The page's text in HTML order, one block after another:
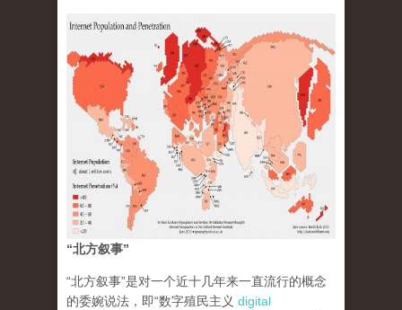
“北方叙事”
“北方叙事”是对一个近十几年来一直流行的概念
的委婉说法，即“数字殖民主义 digital